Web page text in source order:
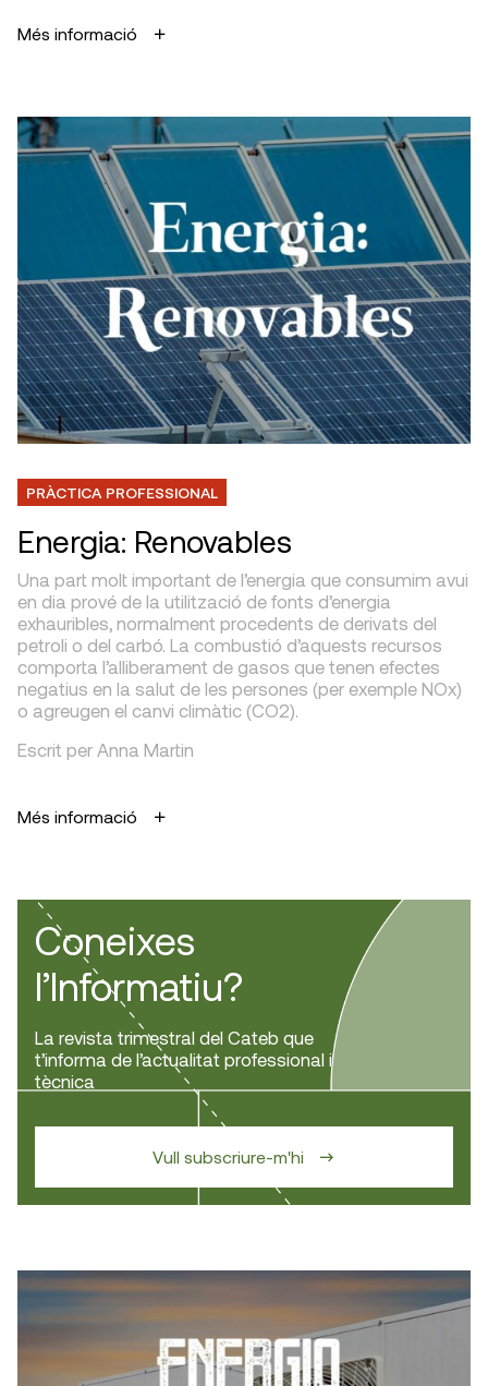
Més informació
PRÀCTICA PROFESSIONAL
Energia: Renovables
Una part molt important de l’energia que consumim avui
en dia prové de la utilització de fonts d’energia
exhauribles, normalment procedents de derivats del
petroli o del carbó. La combustió d’aquests recursos
comporta l’alliberament de gasos que tenen efectes
negatius en la salut de les persones (per exemple NOx)
o agreugen el canvi climàtic (CO2).
Escrit per Anna Martin
Més informació
Coneixes
l’Informatiu?
La revista trimestral del Cateb que
t’informa de l’actualitat professional i
tècnica
Vull subscriure-m'hi